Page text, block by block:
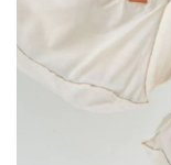
Hướng dẫn sử
- Để rửa mũi: ngửa
vào lỗ mũi của trẻ